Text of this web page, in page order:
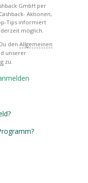
GmbH per
Aktionen,
Tips informiert
möglich.
den Allgemeinen
unserer
zu.